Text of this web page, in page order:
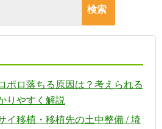
ポロ落ちる原因は？考えられる
りやすく解説
イ移植・移植先の土中整備 / 埼